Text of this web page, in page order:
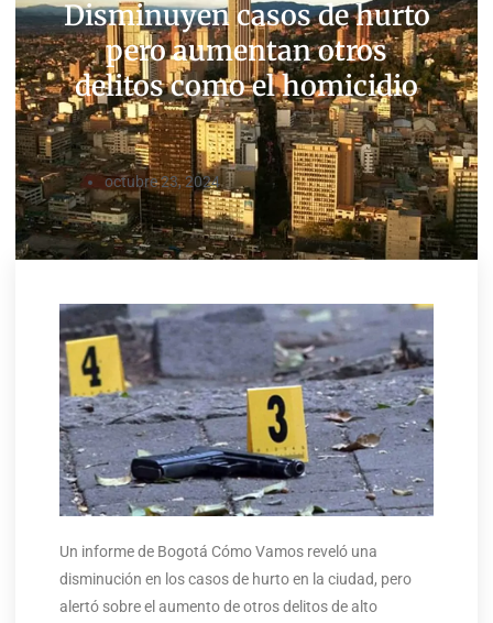
Disminuyen casos de hurto
pero aumentan otros
delitos como el homicidio
octubre 23, 2024
Un informe de Bogotá Cómo Vamos reveló una
disminución en los casos de hurto en la ciudad, pero
alertó sobre el aumento de otros delitos de alto